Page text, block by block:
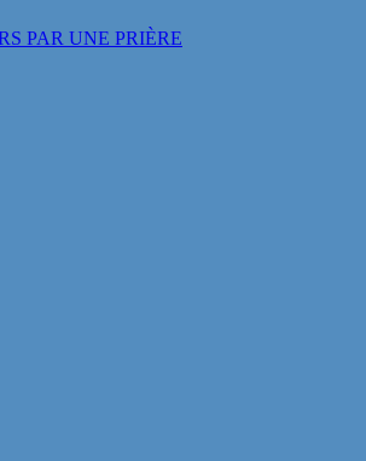
PAR UNE PRIÈRE